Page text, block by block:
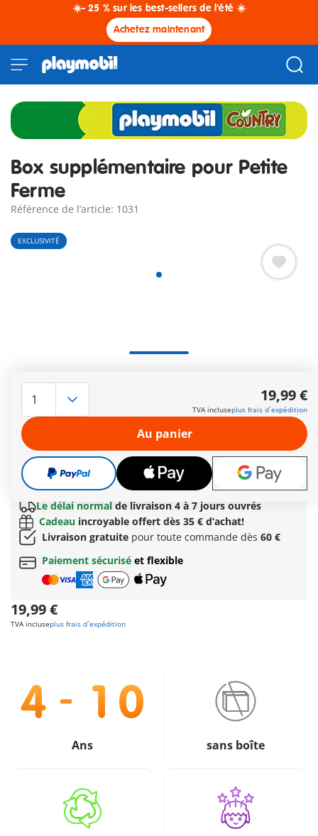
☀️- 25 % sur les best-sellers de l'été ☀️
Achetez maintenant
Box supplémentaire pour Petite
Ferme
Référence de l’article: 1031
EXCLUSIVITÉ
Ferme PLAYMOBIL (71248). Offre à tes animaux de la ferme
plus d'espace et de confort avec cette extension spécialement
conçue. Grâce à son ingénieux système d'emboîtement,
l'extension se monte en un clin d'œil et peut être fixée à la
ferme. Ainsi, vos animaux seront confortablement installés.
La gamme petite ferme comprend plus de 80% de matériaux
recyclés ou biosourcés en moyenne.
Autres informations
Le délai normal de livraison 4 à 7 jours ouvrés
Cadeau incroyable offert dès 35 € d’achat!
Livraison gratuite pour toute commande dès 60 €
Paiement sécurisé et flexible
19,99 €
TVA incluseplus frais d´expédition
19,99 €
TVA incluseplus frais d´expédition
Au panier
Ans sans boîte